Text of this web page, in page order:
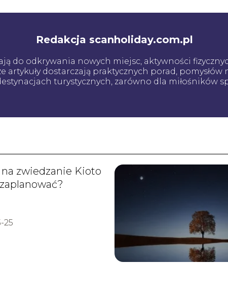
Redakcja scanholiday.com.pl
do odkrywania nowych miejsc, aktywności
artykuły dostarczają praktycznych porad, pomysłów
turystycznych, zarówno dla miłośników
zwiedzanie Kioto
25